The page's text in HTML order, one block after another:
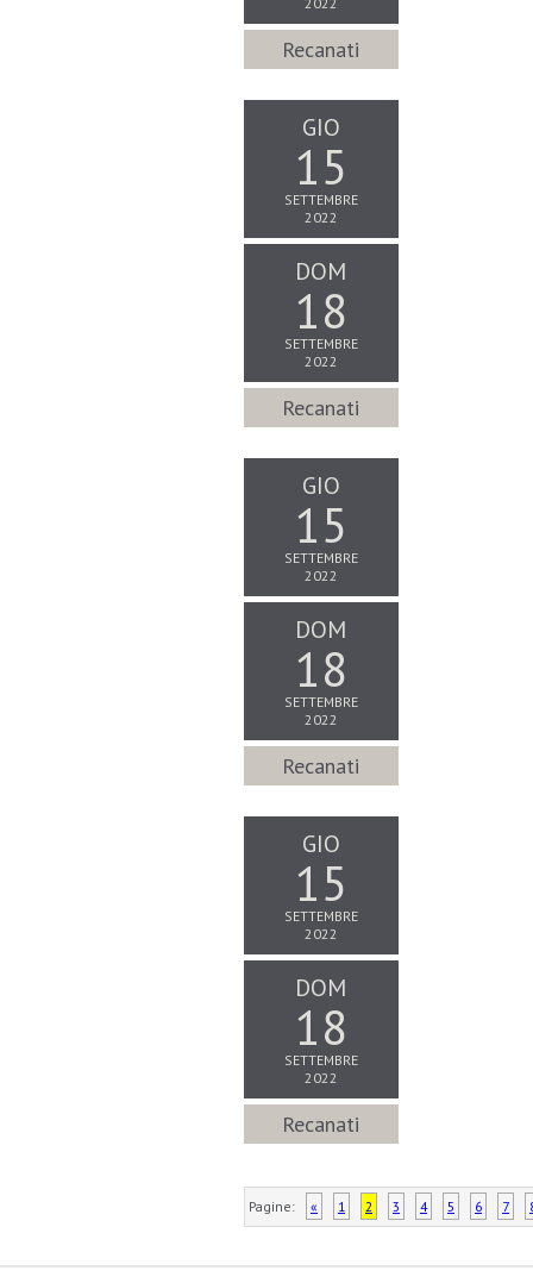
Recanati
GIO
15
SETTEMBRE
2022
DOM
18
SETTEMBRE
2022
Recanati
GIO
15
SETTEMBRE
2022
DOM
18
SETTEMBRE
2022
Recanati
GIO
15
SETTEMBRE
2022
DOM
18
SETTEMBRE
2022
Recanati
Pagine: « 1 2 3 4 5 6 7